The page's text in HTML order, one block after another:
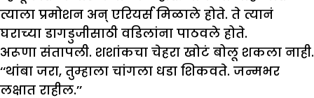
त्याला प्रमोशन अन् एरियर्स मिळाले होते. ते त्यानं
घराच्या डागडुजीसाठी वडिलांना पाठवले होते.
अरूणा संतापली. शशांकचा चेहरा खोटं बोलू शकला नाही.
‘‘थांबा जरा, तुम्हाला चांगला धडा शिकवते. जन्मभर
लक्षात राहील.’’